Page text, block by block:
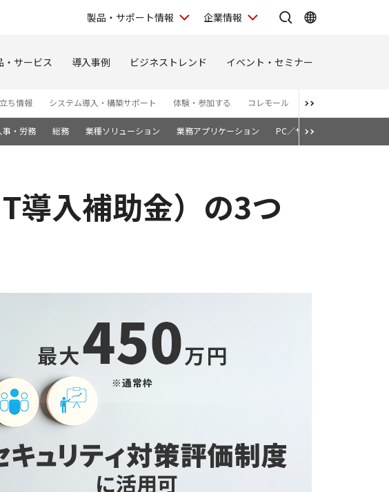
製品・サポート情報 企業情報
・サービス 導入事例 ビジネストレンド イベント・セミナー
ち情報 システム導入・構築サポート 体験・参加する コレモール お問い合わせ
事・労務 総務 業種ソリューション 業務アプリケーション PC／サーバー
導入補助金）の3つ